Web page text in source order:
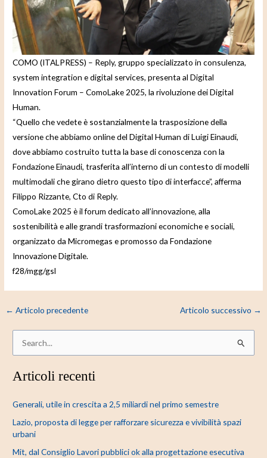
e
o
COMO (ITALPRESS) – Reply, gruppo specializzato in consulenza,
system integration e digital services, presenta al Digital
Innovation Forum – ComoLake 2025, la rivoluzione dei Digital
Human.
“Quello che vedete è sostanzialmente la trasposizione della
versione che abbiamo online del Digital Human di Luigi Einaudi,
dove abbiamo costruito tutta la base di conoscenza con la
Fondazione Einaudi, trasferita all’interno di un contesto di modelli
multimodali che girano dietro questo tipo di interfacce”, afferma
Filippo Rizzante, Cto di Reply.
ComoLake 2025 è il forum dedicato all’innovazione, alla
sostenibilità e alle grandi trasformazioni economiche e sociali,
organizzato da Micromegas e promosso da Fondazione
Innovazione Digitale.
f28/mgg/gsl
← Articolo precedente Articolo successivo →
r
a
:
Articoli recenti
Generali, utile in crescita a 2,5 miliardi nel primo semestre
Lazio, proposta di legge per rafforzare sicurezza e vivibilità spazi
urbani
Mit, dal Consiglio Lavori pubblici ok alla progettazione esecutiva